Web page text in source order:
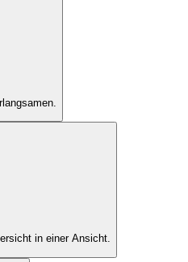
in einer Ansicht.